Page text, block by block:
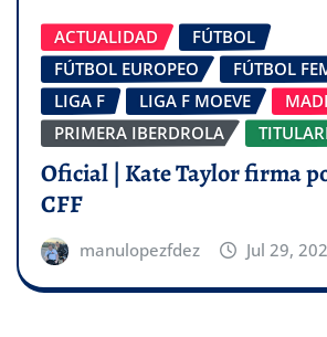
ACTUALIDAD
FÚTBOL
FÚTBOL EUROPEO
FÚTBOL
LIGA F
LIGA F MOEVE
PRIMERA IBERDROLA
Oficial | Kate Taylor firma
CFF
manulopezfdez Jul 29,